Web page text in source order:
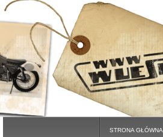
STRONA GŁÓWNA